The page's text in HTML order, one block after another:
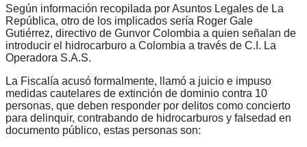
Según información recopilada por Asuntos Legales de La
República, otro de los implicados sería Roger Gale
Gutiérrez, directivo de Gunvor Colombia a quien señalan de
introducir el hidrocarburo a Colombia a través de C.I. La
Operadora S.A.S.
La Fiscalía acusó formalmente, llamó a juicio e impuso
medidas cautelares de extinción de dominio contra 10
personas, que deben responder por delitos como concierto
para delinquir, contrabando de hidrocarburos y falsedad en
documento público, estas personas son: